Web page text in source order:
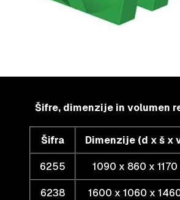
Šifre, dimenzije in volumen
Šifra Dimenzije (d x š x
6255 1090 x 860 x 1170
6238 1600 x 1060 x